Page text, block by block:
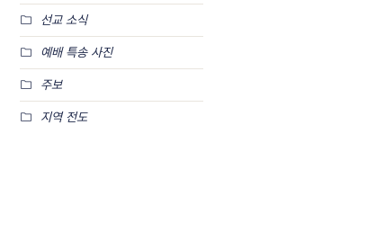
선교 소식
예배 특송 사진
주보
지역 전도